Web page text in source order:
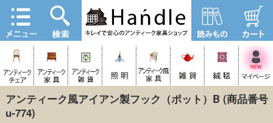
アンティーク風アイアン製フック（ポット）B (商品番号
u-774)